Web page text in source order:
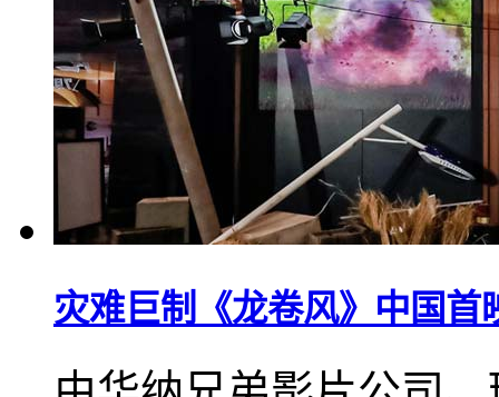
灾难巨制《龙卷风》中国首